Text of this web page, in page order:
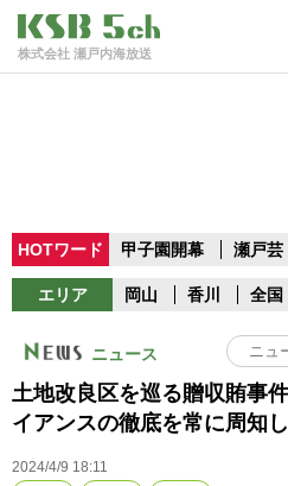
株式会社 瀬戸内海放送
HOTワード 甲子園開幕 瀬戸芸
エリア 岡山 香川 全国
ニュース
土地改良区を巡る贈収賄事
イアンスの徹底を常に周知
2024/4/9 18:11